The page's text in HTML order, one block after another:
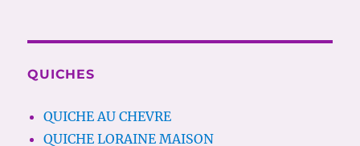
QUICHES
QUICHE AU CHEVRE
QUICHE LORAINE MAISON